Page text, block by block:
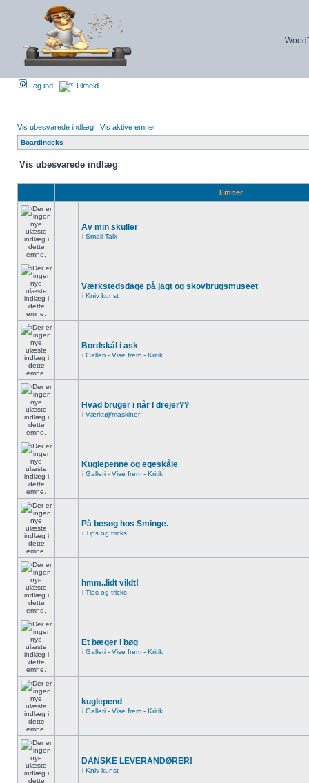
Log ind Tilmeld
Vis ubesvarede indlæg | Vis aktive emner
Boardindeks
Vis ubesvarede indlæg
Emner
Av min skuller
i Small Talk
Værkstedsdage på jagt og skovbrugsmuseet
i Kniv kunst
Bordskål i ask
i Galleri - Vise frem - Kritik
Hvad bruger i når I drejer??
i Værktøj/maskiner
Kuglepenne og egeskåle
i Galleri - Vise frem - Kritik
På besøg hos Sminge.
i Tips og tricks
hmm..lidt vildt!
i Tips og tricks
Et bæger i bøg
i Galleri - Vise frem - Kritik
kuglepend
i Galleri - Vise frem - Kritik
DANSKE LEVERANDØRER!
i Kniv kunst